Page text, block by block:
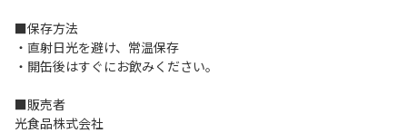
■保存方法
・直射日光を避け、常温保存
・開缶後はすぐにお飲みください。
■販売者
光食品株式会社